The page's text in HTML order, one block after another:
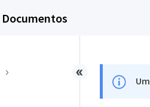
Documentos